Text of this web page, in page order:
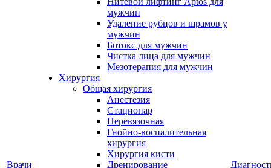
Врачи
мужчин
Удаление рубцов и шрамов у
мужчин
Ботокс для мужчин
Чистка лица для мужчин
Мезотерапия для мужчин
Хирургия
Общая хирургия
Анестезия
Стационар
Перевязочная
Гнойно-воспалительная
хирургия
Хирургия кисти
Дренирование